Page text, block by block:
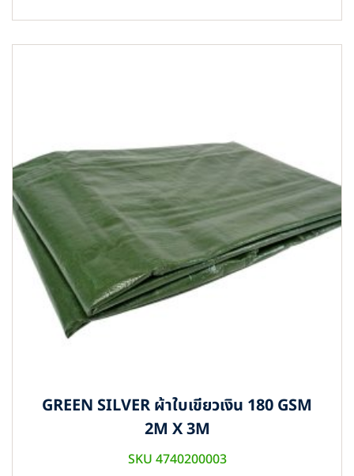
GREEN SILVER ผ้าใบเขียวเงิน 180 GSM
2M X 3M
SKU 4740200003